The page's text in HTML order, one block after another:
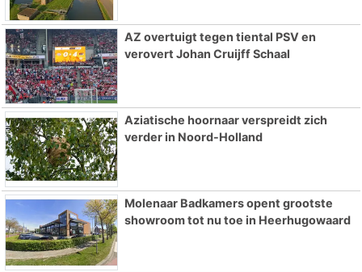
AZ overtuigt tegen tiental PSV en
verovert Johan Cruijff Schaal
Aziatische hoornaar verspreidt zich
verder in Noord-Holland
Molenaar Badkamers opent grootste
showroom tot nu toe in Heerhugowaard